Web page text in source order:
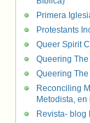
Primera
Protestants
Queer Spirit
Queering
Queering
Reconciling
Metodista, en
Revista- blog